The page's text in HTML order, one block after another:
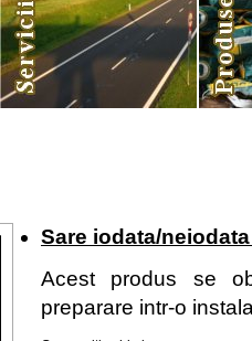
Sare iodata/
Acest produs se
preparare intr-o